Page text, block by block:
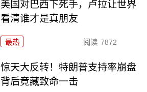
美国对巴西下死手，卢拉让世界
看清谁才是真朋友
最热 阅读 7872
惊天大反转！特朗普支持率崩盘
背后竟藏致命一击